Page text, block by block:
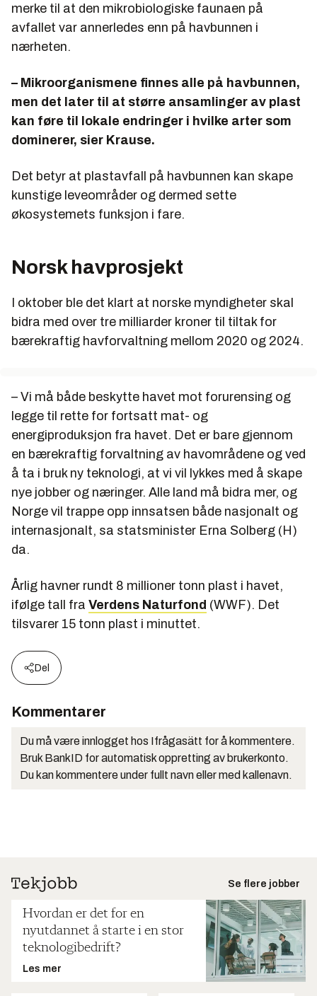
merke til at den mikrobiologiske faunaen på
avfallet var annerledes enn på havbunnen i
nærheten.
– Mikroorganismene finnes alle på havbunnen,
men det later til at større ansamlinger av plast
kan føre til lokale endringer i hvilke arter som
dominerer, sier Krause.
Det betyr at plastavfall på havbunnen kan skape
kunstige leveområder og dermed sette
økosystemets funksjon i fare.
Norsk havprosjekt
I oktober ble det klart at norske myndigheter skal
bidra med over tre milliarder kroner til tiltak for
bærekraftig havforvaltning mellom 2020 og 2024.
– Vi må både beskytte havet mot forurensing og
legge til rette for fortsatt mat- og
energiproduksjon fra havet. Det er bare gjennom
en bærekraftig forvaltning av havområdene og ved
å ta i bruk ny teknologi, at vi vil lykkes med å skape
nye jobber og næringer. Alle land må bidra mer, og
Norge vil trappe opp innsatsen både nasjonalt og
internasjonalt, sa statsminister Erna Solberg (H)
da.
Årlig havner rundt 8 millioner tonn plast i havet,
ifølge tall fra Verdens Naturfond (WWF). Det
tilsvarer 15 tonn plast i minuttet.
Del
Kommentarer
Du må være innlogget hos Ifrågasätt for å kommentere.
Bruk BankID for automatisk oppretting av brukerkonto.
Du kan kommentere under fullt navn eller med kallenavn.
Se flere jobber
Hvordan er det for en
nyutdannet å starte i en stor
teknologibedrift?
Les mer